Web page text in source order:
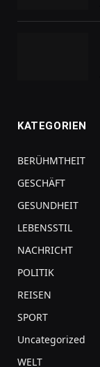
KATEGORIEN
BERÜHMTHEIT
GESCHÄFT
GESUNDHEIT
LEBENSSTIL
NACHRICHT
POLITIK
REISEN
SPORT
Uncategorized
WELT